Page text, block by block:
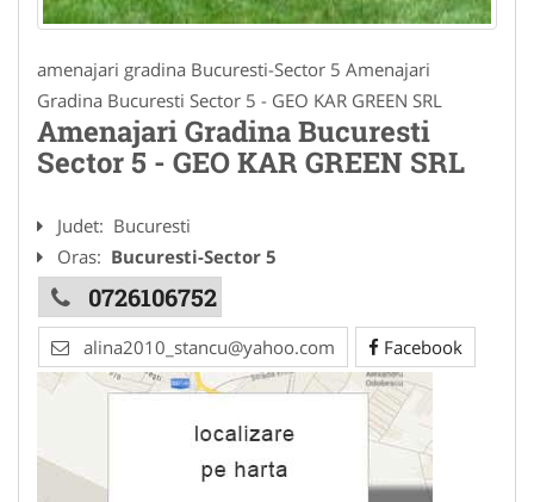
amenajari gradina Bucuresti-Sector 5 Amenajari
Gradina Bucuresti Sector 5 - GEO KAR GREEN SRL
Amenajari Gradina Bucuresti
Sector 5 - GEO KAR GREEN SRL
Judet: Bucuresti
Oras: Bucuresti-Sector 5
0726106752
alina2010_stancu@yahoo.com Facebook